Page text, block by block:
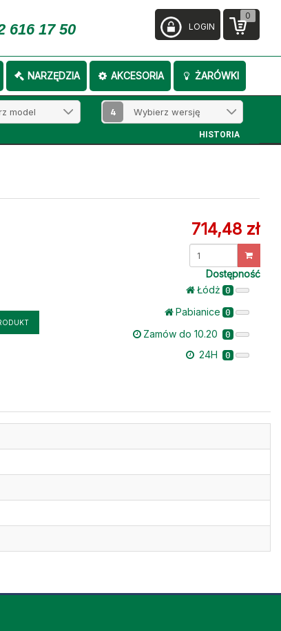
616 17 50
NARZĘDZIA AKCESORIA ŻARÓWKI
0
LOGIN
4
HISTORIA
714,48 zł
Dostępność
Łódż 0
Pabianice 0
Zamów do 10.20 0
24H 0